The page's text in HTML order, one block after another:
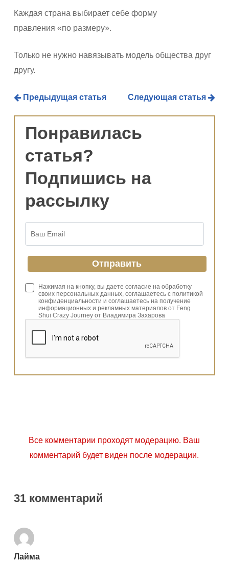
Каждая страна выбирает себе форму
правления «по размеру».
Только не нужно навязывать модель общества друг
другу.
Предыдущая статья Следующая статья
Понравилась
статья?
Подпишись на
рассылку
Нажимая на кнопку, вы даете согласие на обработку
своих персональных данных, соглашаетесь с политикой
конфиденциальности и соглашаетесь на получение
информационных и рекламных материалов от Feng
Shui Crazy Journey от Владимира Захарова
Все комментарии проходят модерацию. Ваш
комментарий будет виден после модерации.
31 комментарий
Лайма